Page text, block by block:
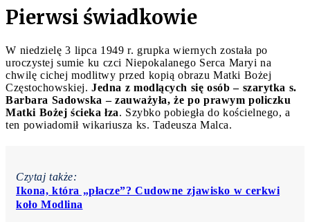
Pierwsi świadkowie
W niedzielę 3 lipca 1949 r. grupka wiernych została po
uroczystej sumie ku czci Niepokalanego Serca Maryi na
chwilę cichej modlitwy przed kopią obrazu Matki Bożej
Częstochowskiej. Jedna z modlących się osób – szarytka s.
Barbara Sadowska – zauważyła, że po prawym policzku
Matki Bożej ścieka łza. Szybko pobiegła do kościelnego, a
ten powiadomił wikariusza ks. Tadeusza Malca.
Czytaj także:
Ikona, która „płacze”? Cudowne zjawisko w cerkwi
koło Modlina